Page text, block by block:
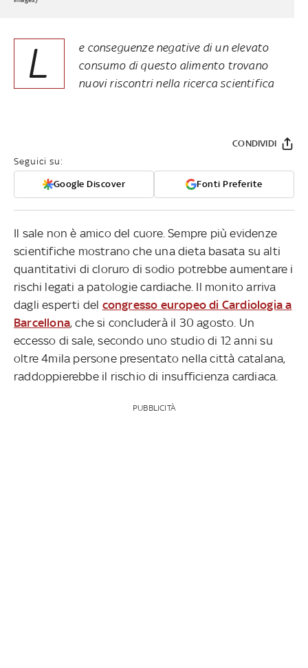
L
e conseguenze negative di un elevato
consumo di questo alimento trovano
nuovi riscontri nella ricerca scientifica
Seguici su:
Google Discover Fonti Preferite
CONDIVIDI
Il sale non è amico del cuore. Sempre più evidenze
scientifiche mostrano che una dieta basata su alti
quantitativi di cloruro di sodio potrebbe aumentare i
rischi legati a patologie cardiache. Il monito arriva
dagli esperti del congresso europeo di Cardiologia a
Barcellona, che si concluderà il 30 agosto. Un
eccesso di sale, secondo uno studio di 12 anni su
oltre 4mila persone presentato nella città catalana,
raddoppierebbe il rischio di insufficienza cardiaca.
PUBBLICITÀ